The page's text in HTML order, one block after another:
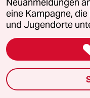
(Grade
an 🎺
Booey;)
Da bin
ein
Neuanmeldungen
eine Kampagne,
und Jugendorte